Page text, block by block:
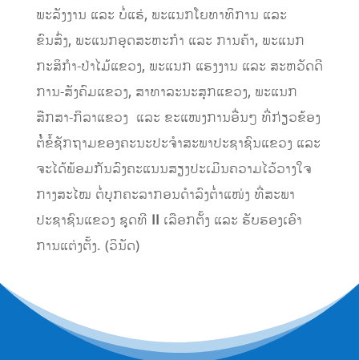
ພະລັງງານ ແລະ ບໍ່ແຮ່, ພະແນກໂຍທາທິການ ແລະ
ຂົນສົ່ງ, ພະແນກອຸດສະຫະກໍາ ແລະ ການຄ້າ, ພະແນກ
ກະສິກຳ-ປ່າໄມ້ແຂວງ, ພະແນກ ແຮງງານ ແລະ ສະຫວັດດີ
ການ-ສັງຄົມແຂວງ, ສາທາລະນະສຸກແຂວງ, ພະແນກ
ສືກສາ-ກິລາແຂວງ ແລະ ຂະແໜງການອື່ນໆ ທີ່ກ່ຽວຂ້ອງ
ຕໍໍ່ຂໍ້ຊັກຖາມຂອງຄະນະປະຈໍາສະພາປະຊາຊົນແຂວງ ແລະ
ຈະໄດ້ພ້ອມກັນລົງຄະແນນສຽງປະເມີນຄວາມໄວ້ວາງໃຈ
ກາງສະໄໝ ຕໍ່ບຸກຄະລາກອນດຳລົງຕໍ່າແໜ່ງ ທີ່ສະພາ
ປະຊາຊົນແຂວງ ຊຸດທີ II ເລືອກຕັ້ງ ແລະ ຮັບຮອງເອົາ
ການແຕ່ງຕັ້ງ. (ວິນັດ)